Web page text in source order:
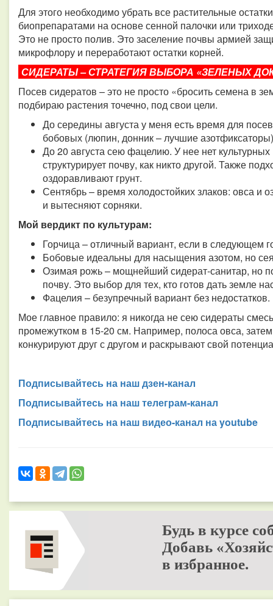
Для этого необходимо убрать все растительные
биопрепаратами на основе сенной палочки или
Это не просто полив. Это заселение почвы армией
микрофлору и переработают остатки корней.
СИДЕРАТЫ – СТРАТЕГИЯ ВЫБОРА «ЗЕЛЕНЫХ
Посев сидератов – это не просто «бросить семена в
подбираю растения точечно, под свои цели.
До середины августа у меня есть время для
бобовых (люпин, донник – лучшие
До 20 августа сею фацелию. У нее нет
структурирует почву, как никто другой. Также
оздоравливают грунт.
Сентябрь – время холодостойких злаков: овса
и вытесняют сорняки.
Мой вердикт по культурам:
Горчица – отличный вариант, если в следующем
Бобовые идеальны для насыщения азотом, но
Озимая рожь – мощнейший сидерат-санитар, но
почву. Это выбор для тех, кто готов дать земле
Фацелия – безупречный вариант без недостатков.
Мое главное правило: я никогда не сею сидераты
промежутком в 15-20 см. Например, полоса овса,
конкурируют друг с другом и раскрывают свой
Подписывайтесь на наш дзен-канал
Подписывайтесь на наш телеграм-канал
Подписывайтесь на наш видео-канал на youtube
Будь в курсе
Добавь
в избранное.